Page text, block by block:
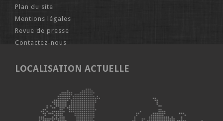
Plan du site
Mentions légales
Revue de presse
Contactez-nous
LOCALISATION ACTUELLE